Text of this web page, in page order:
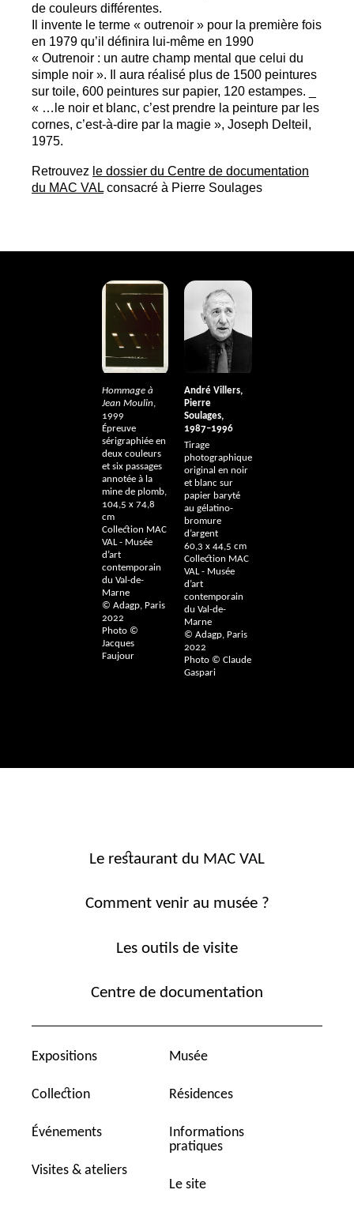
de couleurs différentes.
Il invente le terme « outrenoir » pour la première fois
en 1979 qu’il définira lui-même en 1990
« Outrenoir : un autre champ mental que celui du
simple noir ». Il aura réalisé plus de 1500 peintures
sur toile, 600 peintures sur papier, 120 estampes. _
« …le noir et blanc, c’est prendre la peinture par les
cornes, c’est-à-dire par la magie », Joseph Delteil,
1975.
Retrouvez le dossier du Centre de documentation
du MAC VAL consacré à Pierre Soulages
Hommage à
Jean Moulin,
1999
Épreuve
sérigraphiée en
deux couleurs
et six passages
annotée à la
mine de plomb,
104,5 x 74,8
cm
Collection MAC
VAL- Musée
d’art
contemporain
du Val-de-
Marne
© Adagp, Paris
2022
Photo ©
Jacques
Faujour
André Villers,
Pierre
Soulages,
1987–1996
Tirage
photographique
original en noir
et blanc sur
papier baryté
au gélatino-
bromure
d’argent
60,3 x 44,5 cm
Collection MAC
VAL- Musée
d’art
contemporain
du Val-de-
Marne
© Adagp, Paris
2022
Photo © Claude
Gaspari
Le restaurant du MAC VAL
Comment venir au musée ?
Les outils de visite
Centre de documentation
Expositions
Collection
Événements
Visites & ateliers
Musée
Résidences
Informations
pratiques
Le site